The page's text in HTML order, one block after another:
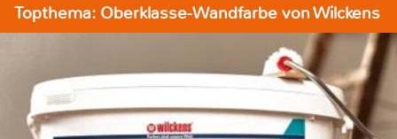
Topthema: Oberklasse-Wandfarbe von Wilckens